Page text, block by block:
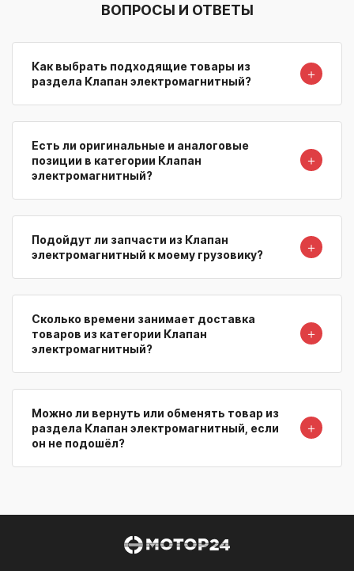
ВОПРОСЫ И ОТВЕТЫ
Как выбрать подходящие товары из
раздела Клапан электромагнитный?
＋
Есть ли оригинальные и аналоговые
позиции в категории Клапан
электромагнитный?
＋
Подойдут ли запчасти из Клапан
электромагнитный к моему грузовику?
＋
Сколько времени занимает доставка
товаров из категории Клапан
электромагнитный?
＋
Можно ли вернуть или обменять товар из
раздела Клапан электромагнитный, если
он не подошёл?
＋